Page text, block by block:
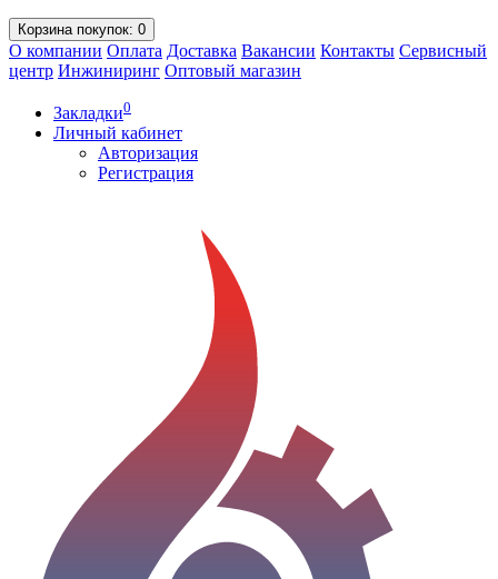
Корзинапокупок: 0
О компании Оплата Доставка Вакансии Контакты Сервисный
центр Инжиниринг Оптовый магазин
Закладки0
Личный кабинет
Авторизация
Регистрация